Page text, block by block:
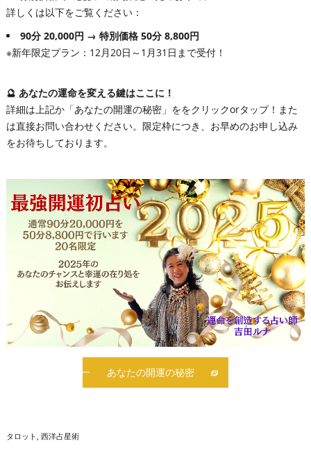
詳しくは以下をご覧ください：
90分 20,000円 → 特別価格 50分 8,800円
※新年限定プラン：12月20日～1月31日まで受付！
🔮 あなたの運命を変える鍵はここに！
詳細は上記か「あなたの開運の秘密」ををクリックorタップ！また
は直接お問い合わせください。限定枠につき、お早めのお申し込み
をお待ちしております。
あなたの開運の秘密
タロット 西洋占星術